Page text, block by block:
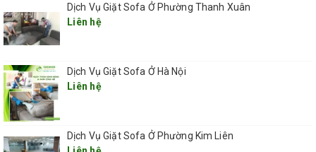
dịch vụ giặt ghế sofa chuyên
nghiệp giá rẻ tại quận cầu giấy hà nội.
Vì sao dịch vụ giặt ghế sofa tại thành phố Hà Nội của QHT
Dịch Vụ Giặt Sofa Ở Phường Thanh Xuân
Liên hệ
Dịch Vụ Giặt Sofa Ở Hà Nội
Liên hệ
Dịch Vụ Giặt Sofa Ở Phường Kim Liên